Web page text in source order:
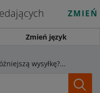
Zmień język
Klient prosi o późniejszą wysyłkę? Będziemy mogli automatycznie wykluczać takie zamówienia z Twoich statystyk